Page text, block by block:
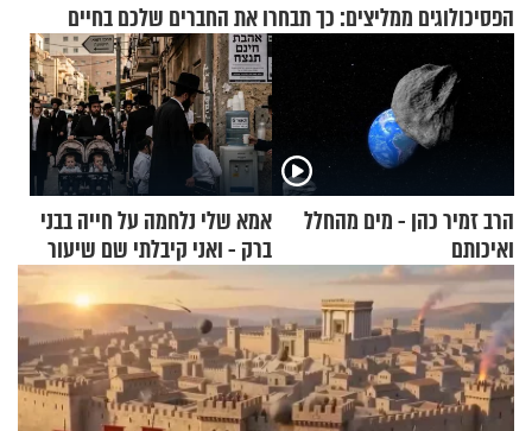
הפסיכולוגים ממליצים: כך תבחרו את החברים שלכם בחיים
הרב זמיר כהן - מים מהחלל
ואיכותם
אמא שלי נלחמה על חייה בבני
ברק - ואני קיבלתי שם שיעור
באהבת חינם